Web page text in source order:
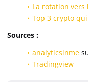
La rotation vers
Top 3 crypto
Sources :
analyticsinme
Tradingview